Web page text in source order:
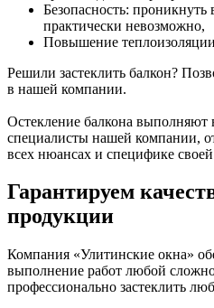
Безопасность: проникнуть
практически невозможно,
Повышение
Решили застеклить балкон?
в нашей компании.
Остекление балкона
специалисты нашей компании,
всех нюансах и специфике своей
Гарантируем
продукции
Компания «Улитинские окна»
выполнение работ любой
профессионально застеклить